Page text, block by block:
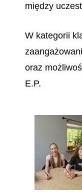
między
W kategorii
oraz
E.P.